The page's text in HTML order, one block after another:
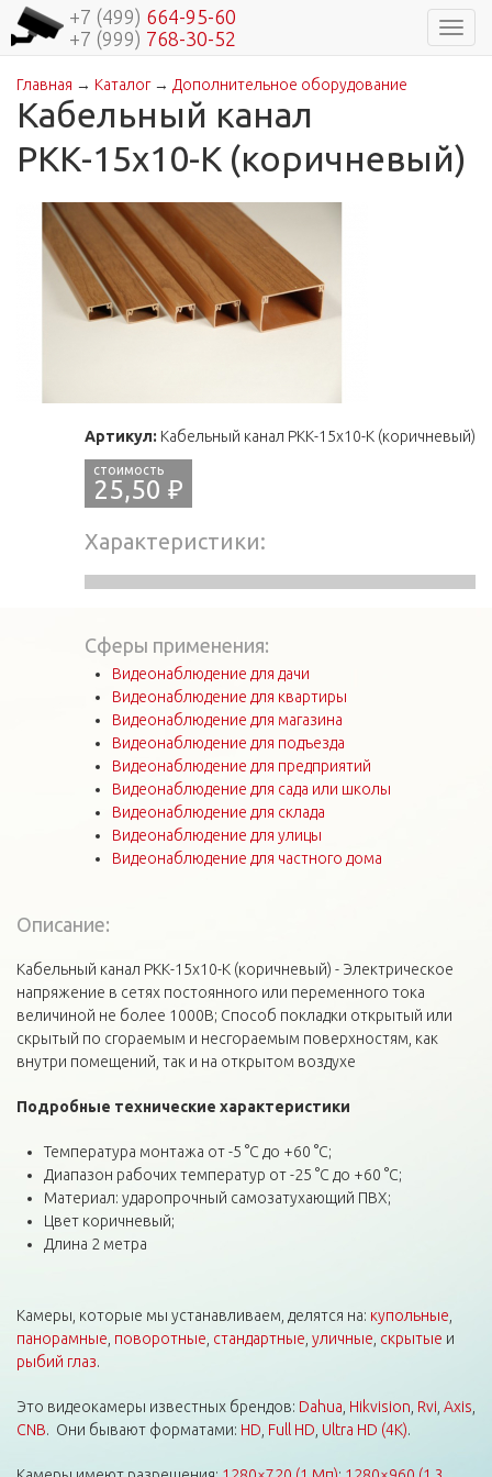
+7 (499) 664-95-60
+7 (999) 768-30-52
Вы здесь
Главная → Каталог→ Дополнительное оборудование
Кабельный канал
РКК-15х10-К (коричневый)
Артикул: Кабельный канал РКК-15х10-К (коричневый)
25,50 ₽
Характеристики
Сферы применения:
Видеонаблюдение для дачи
Видеонаблюдение для квартиры
Видеонаблюдение для магазина
Видеонаблюдение для подъезда
Видеонаблюдение для предприятий
Видеонаблюдение для сада или школы
Видеонаблюдение для склада
Видеонаблюдение для улицы
Видеонаблюдение для частного дома
Описание:
Кабельный канал РКК-15х10-К (коричневый) - Электрическое
напряжение в сетях постоянного или переменного тока
величиной не более 1000В; Способ покладки открытый или
скрытый по сгораемым и несгораемым поверхностям, как
внутри помещений, так и на открытом воздухе
Подробные технические характеристики
Температура монтажа от -5 °C до +60 °C;
Диапазон рабочих температур от -25 °C до +60 °C;
Материал: ударопрочный самозатухающий ПВХ;
Цвет коричневый;
Длина 2 метра
Камеры, которые мы устанавливаем, делятся на: купольные
панорамные поворотные стандартные уличные скрытые и
рыбий глаз.
Это видеокамеры известных брендов: Dahua Hikvision Rvi Axis
CNB. Они бывают форматами: HD Full HD Ultra HD (4K).